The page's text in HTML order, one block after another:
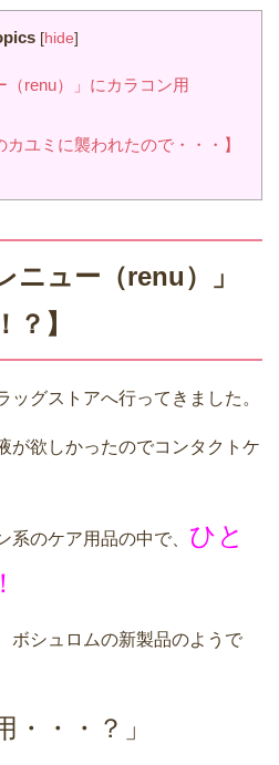
[hide]
（renu）」にカラコン用
ユミに襲われたので・・・】
ニュー（renu）」
】
ッグストアへ行ってきました。
が欲しかったのでコンタクトケ
系のケア用品の中で、 ひと
ボシュロムの新製品のようで
・・・？」